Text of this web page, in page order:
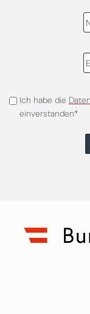
Ich habe die
einverstanden*